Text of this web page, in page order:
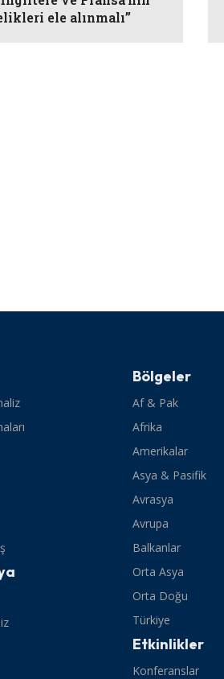
ele alınmalı”
Bölgeler
Af & Pak
Afrika
Amerikalar
Asya & Pasifik
Avrasya
Avrupa
Balkanlar
Orta Asya
Orta Doğu
Türkiye
Etkinlikler
Konferanslar